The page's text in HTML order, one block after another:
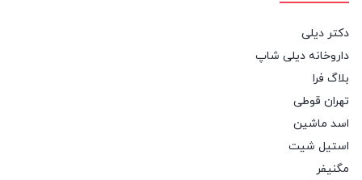
دکتر دیلی
داروخانه دیلی شاپ
بلاگ فرا
تهران قوطی
اسد ماشین
استیل شیت
مگنیفر